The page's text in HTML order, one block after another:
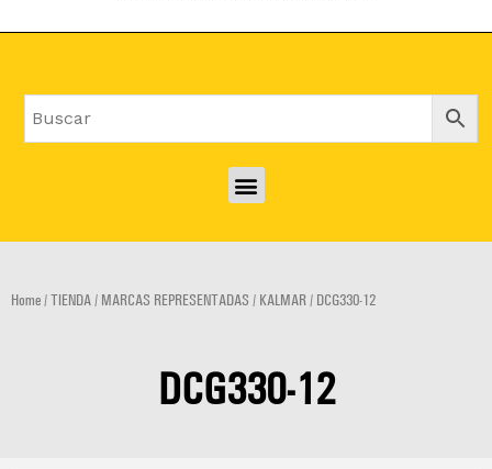
Menu
Home/TIENDA/ MARCAS REPRESENTADAS / KALMAR/ DCG330-12
DCG330-12